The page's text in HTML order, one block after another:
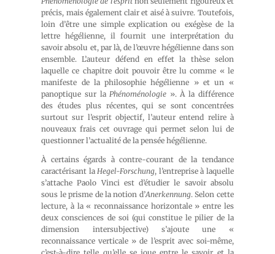
précis, mais également clair et aisé à suivre. Toutefois,
loin d’être une simple explication ou exégèse de la
lettre hégélienne, il fournit une interprétation du
savoir absolu et, par là, de l’œuvre hégélienne dans son
ensemble. L’auteur défend en effet la thèse selon
laquelle ce chapitre doit pouvoir être lu comme « le
manifeste de la philosophie hégélienne » et un «
panoptique sur laPhénoménologie ». À la différence
des études plus récentes, qui se sont concentrées
surtout sur l’esprit objectif, l’auteur entend relire à
nouveaux frais cet ouvrage qui permet selon lui de
questionner l’actualité de la pensée hégélienne.
À certains égards à contre-courant de la tendance
caractérisant laHegel-Forschung, l’entreprise à laquelle
s’attache Paolo Vinci est d’étudier le savoir absolu
sous le prisme de la notion d’Anerkennung. Selon cette
lecture, à la « reconnaissance horizontale » entre les
deux consciences de soi (qui constitue le pilier de la
dimension intersubjective) s’ajoute une «
reconnaissance verticale » de l’esprit avec soi-même,